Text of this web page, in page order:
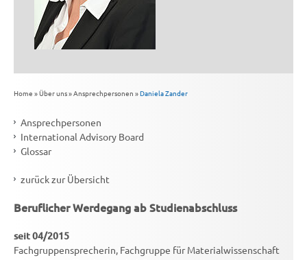
Home »Über uns»Ansprechpersonen »Daniela Zander
Ansprechpersonen
International Advisory Board
Glossar
zurück zur Übersicht
Beruflicher Werdegang ab Studienabschluss
seit 04/2015
Fachgruppensprecherin, Fachgruppe für Materialwissenschaft